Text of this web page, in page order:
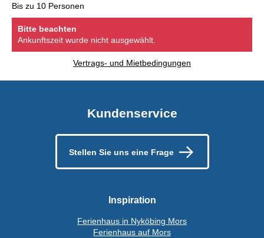
Bis zu 10 Personen
Bitte beachten
Ankunftszeit wurde nicht ausgewählt.
Vertrags- und Mietbedingungen
Kundenservice
Stellen Sie uns eine Frage
Inspiration
Ferienhaus in Nyköbing Mors
Ferienhaus auf Mors